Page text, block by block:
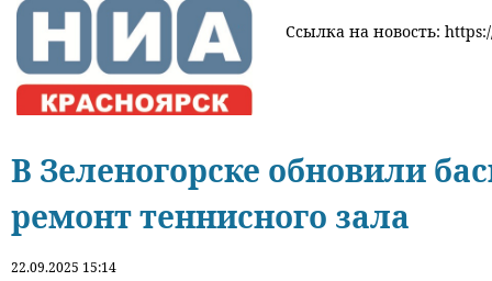
Ссылка на новость:
В Зеленогорске обновили
ремонт теннисного зала
22.09.2025 15:14